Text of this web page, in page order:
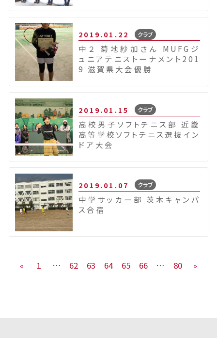
2019.01.22 クラブ
中２ 菊地紗加さん MUFGジ
ュニアテニストーナメント201
9 滋賀県大会優勝
2019.01.15 クラブ
高校男子ソフトテニス部 近畿
高等学校ソフトテニス選抜イン
ドア大会
2019.01.07 クラブ
中学サッカー部 茨木キャンパ
ス合宿
« 1 … 62 63 64 65 66 … 80 »